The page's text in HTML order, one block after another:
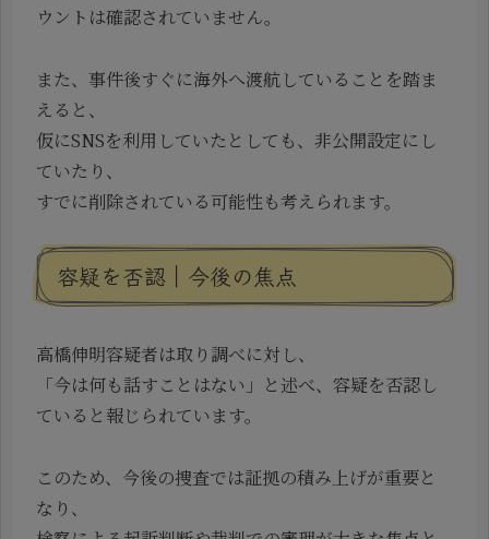
ウントは確認されていません。
また、事件後すぐに海外へ渡航していることを踏ま
えると、
仮にSNSを利用していたとしても、非公開設定にし
ていたり、
すでに削除されている可能性も考えられます。
容疑を否認｜今後の焦点
高橋伸明容疑者は取り調べに対し、
「今は何も話すことはない」と述べ、容疑を否認し
ていると報じられています。
このため、今後の捜査では証拠の積み上げが重要と
なり、